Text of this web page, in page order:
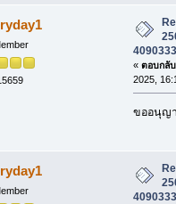
« ตอบกลั
2025,
ขออนุญ